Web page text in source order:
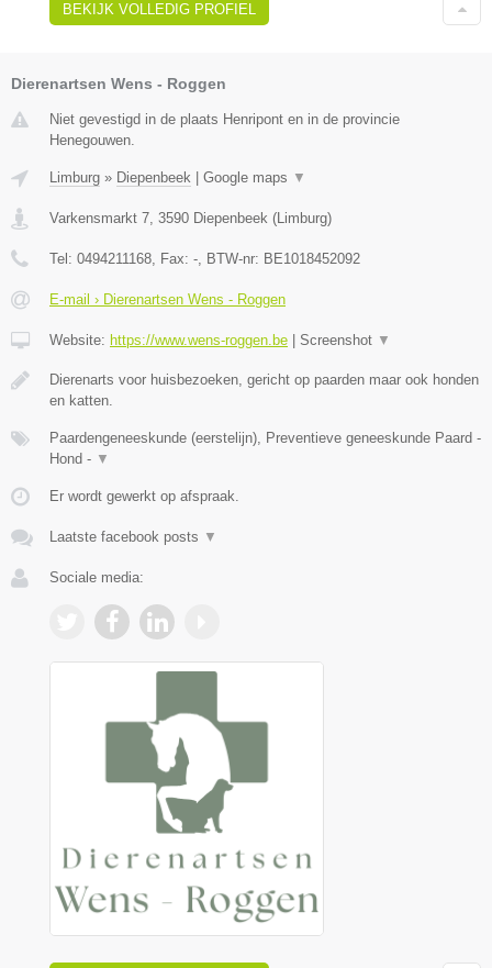
BEKIJK VOLLEDIG PROFIEL
Dierenartsen Wens - Roggen
Niet gevestigd in de plaats Henripont en in de provincie
Henegouwen.
Limburg » Diepenbeek Google maps ▼
Varkensmarkt 7, 3590 Diepenbeek (Limburg)
Tel: 0494211168, Fax: -, BTW-nr: BE1018452092
E-mail › Dierenartsen Wens - Roggen
Website: https://www.wens-roggen.be Screenshot ▼
Dierenarts voor huisbezoeken, gericht op paarden maar ook honden
en katten.
Paardengeneeskunde (eerstelijn), Preventieve geneeskunde Paard -
Hond - ▼
Er wordt gewerkt op afspraak.
Laatste facebook posts ▼
Sociale media: